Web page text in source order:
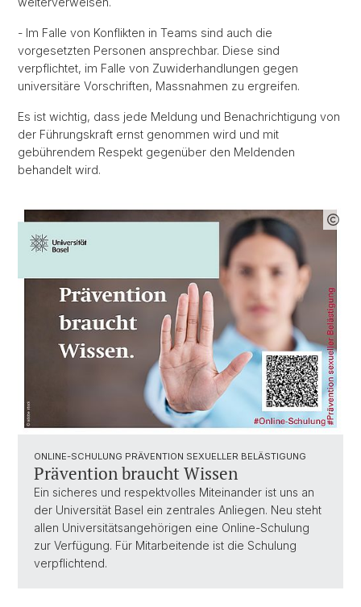
- Im Falle von Konflikten in Teams sind auch die
vorgesetzten Personen ansprechbar. Diese sind
verpflichtet, im Falle von Zuwiderhandlungen gegen
universitäre Vorschriften, Massnahmen zu ergreifen.
Es ist wichtig, dass jede Meldung und Benachrichtigung von
der Führungskraft ernst genommen wird und mit
gebührendem Respekt gegenüber den Meldenden
behandelt wird.
ONLINE-SCHULUNG PRÄVENTION SEXUELLER BELÄSTIGUNG
Prävention braucht Wissen
Ein sicheres und respektvolles Miteinander ist uns an
der Universität Basel ein zentrales Anliegen. Neu steht
allen Universitätsangehörigen eine Online-Schulung
zur Verfügung. Für Mitarbeitende ist die Schulung
verpflichtend.